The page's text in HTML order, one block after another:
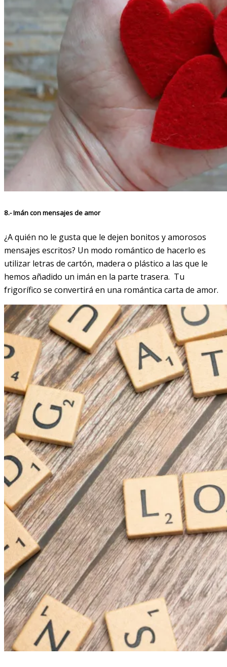
8.- Imán con mensajes de amor
¿A quién no le gusta que le dejen bonitos y amorosos
mensajes escritos? Un modo romántico de hacerlo es
utilizar letras de cartón, madera o plástico a las que le
hemos añadido un imán en la parte trasera. Tu
frigorífico se convertirá en una romántica carta de amor.